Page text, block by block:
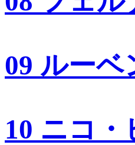
09 ルー
10 ニコ